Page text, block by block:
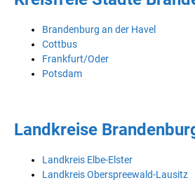
Brandenburg an der Havel
Cottbus
Frankfurt/Oder
Potsdam
Landkreise
Landkreis Elbe-Elster
Landkreis Oberspreewald-Lausitz